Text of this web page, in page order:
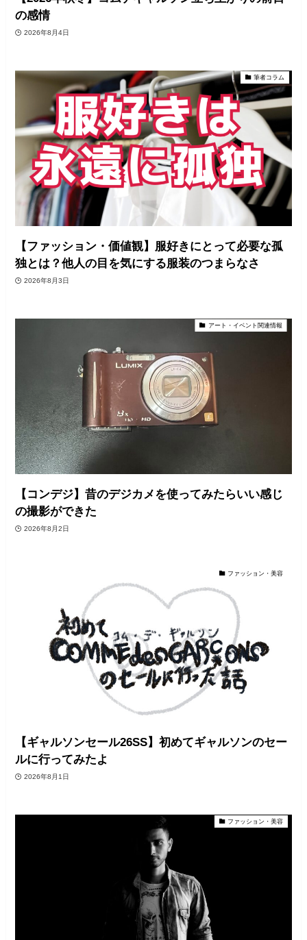
の感情
2026年8月4日
筆者コラム
【ファッション・価値観】服好きにとって必要な孤
独とは？他人の目を気にする服装のつまらなさ
2026年8月3日
アート・イベント関連情報
【コンデジ】昔のデジカメを使ってみたらいい感じ
の撮影ができた
2026年8月2日
ファッション・美容
【ギャルソンセール26SS】初めてギャルソンのセー
ルに行ってみたよ
2026年8月1日
ファッション・美容